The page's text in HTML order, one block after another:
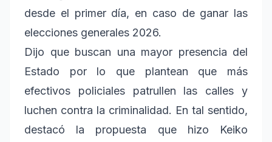
desde el primer día, en caso de ganar las
elecciones generales 2026.
Dijo que buscan una mayor presencia del
Estado por lo que plantean que más
efectivos policiales patrullen las calles y
luchen contra la criminalidad. En tal sentido,
destacó la propuesta que hizo Keiko